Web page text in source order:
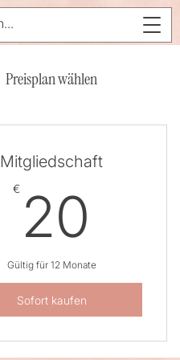
Preisplan wählen
Mitgliedschaft
€ 20
Gültig für 12 Monate
Sofort kaufen